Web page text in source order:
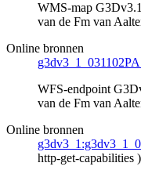
WMS-map
van de Fm van
Online bronnen
WFS-endpoint
van de Fm van
Online bronnen
http-get-capabilities )